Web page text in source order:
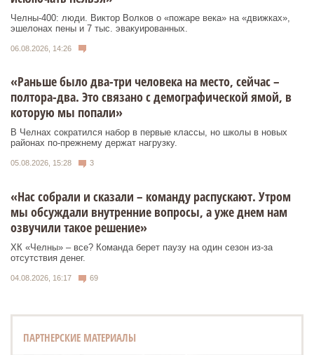
Челны-400: люди. Виктор Волков о «пожаре века» на «движках»,
эшелонах пены и 7 тыс. эвакуированных.
06.08.2026, 14:26
«Раньше было два-три человека на место, сейчас –
полтора-два. Это связано с демографической ямой, в
которую мы попали»
В Челнах сократился набор в первые классы, но школы в новых
районах по-прежнему держат нагрузку.
05.08.2026, 15:28 3
«Нас собрали и сказали – команду распускают. Утром
мы обсуждали внутренние вопросы, а уже днем нам
озвучили такое решение»
ХК «Челны» – все? Команда берет паузу на один сезон из-за
отсутствия денег.
04.08.2026, 16:17 69
ПАРТНЕРСКИЕ МАТЕРИАЛЫ